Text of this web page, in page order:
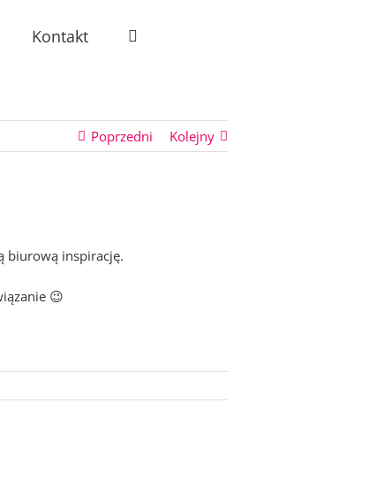
Kontakt
Poprzedni Kolejny
biurową inspirację.
😉